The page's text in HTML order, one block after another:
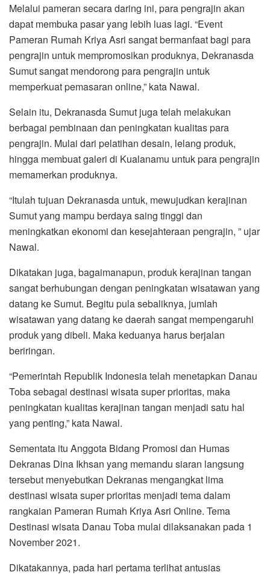
Melalui pameran secara daring ini, para pengrajin akan
dapat membuka pasar yang lebih luas lagi. “Event
Pameran Rumah Kriya Asri sangat bermanfaat bagi para
pengrajin untuk mempromosikan produknya, Dekranasda
Sumut sangat mendorong para pengrajin untuk
memperkuat pemasaran online,” kata Nawal.
Selain itu, Dekranasda Sumut juga telah melakukan
berbagai pembinaan dan peningkatan kualitas para
pengrajin. Mulai dari pelatihan desain, lelang produk,
hingga membuat galeri di Kualanamu untuk para pengrajin
memamerkan produknya.
“Itulah tujuan Dekranasda untuk, mewujudkan kerajinan
Sumut yang mampu berdaya saing tinggi dan
meningkatkan ekonomi dan kesejahteraan pengrajin, ” ujar
Nawal.
Dikatakan juga, bagaimanapun, produk kerajinan tangan
sangat berhubungan dengan peningkatan wisatawan yang
datang ke Sumut. Begitu pula sebaliknya, jumlah
wisatawan yang datang ke daerah sangat mempengaruhi
produk yang dibeli. Maka keduanya harus berjalan
beriringan.
“Pemerintah Republik Indonesia telah menetapkan Danau
Toba sebagai destinasi wisata super prioritas, maka
peningkatan kualitas kerajinan tangan menjadi satu hal
yang penting,” kata Nawal.
Sementata itu Anggota Bidang Promosi dan Humas
Dekranas Dina Ikhsan yang memandu siaran langsung
tersebut menyebutkan Dekranas mengangkat lima
destinasi wisata super prioritas menjadi tema dalam
rangkaian Pameran Rumah Kriya Asri Online. Tema
Destinasi wisata Danau Toba mulai dilaksanakan pada 1
November 2021.
Dikatakannya, pada hari pertama terlihat antusias